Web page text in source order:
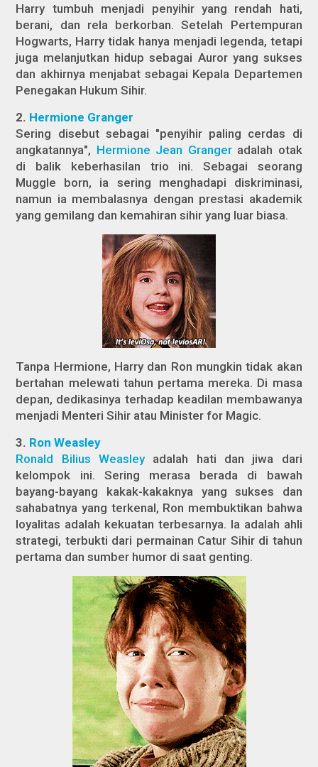
Harry tumbuh menjadi penyihir yang rendah hati,
berani, dan rela berkorban. Setelah Pertempuran
Hogwarts, Harry tidak hanya menjadi legenda, tetapi
juga melanjutkan hidup sebagai Auror yang sukses
dan akhirnya menjabat sebagai Kepala Departemen
Penegakan Hukum Sihir.
2. Hermione Granger
Sering disebut sebagai "penyihir paling cerdas di
angkatannya", Hermione Jean Grangeradalah otak
di balik keberhasilan trio ini. Sebagai seorang
Muggle born, ia sering menghadapi diskriminasi,
namun ia membalasnya dengan prestasi akademik
yang gemilang dan kemahiran sihir yang luar biasa.
Tanpa Hermione, Harry dan Ron mungkin tidak akan
bertahan melewati tahun pertama mereka. Di masa
depan, dedikasinya terhadap keadilan membawanya
menjadi Menteri Sihir atau Minister for Magic.
3. Ron Weasley
Ronald Bilius Weasleyadalah hati dan jiwa dari
kelompok ini. Sering merasa berada di bawah
bayang-bayang kakak-kakaknya yang sukses dan
sahabatnya yang terkenal, Ron membuktikan bahwa
loyalitas adalah kekuatan terbesarnya. Ia adalah ahli
strategi, terbukti dari permainan Catur Sihir di tahun
pertama dan sumber humor di saat genting.